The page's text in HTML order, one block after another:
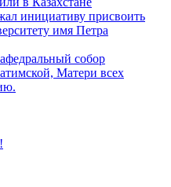
инициативу присвоить
имя Петра
собор
Матери всех